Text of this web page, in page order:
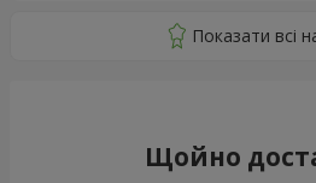
Щойно